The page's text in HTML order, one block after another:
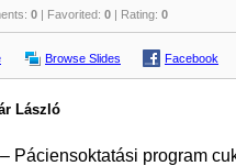
0 | Favorited: 0 | Rating: 0
Browse Slides Facebook
László
Páciensoktatási program